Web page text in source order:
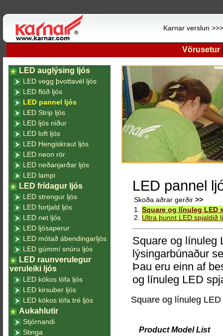
Karnar verslun
Vörusetur
LED pannel
Skoða aðrar gerðir >>
1. Square og línuleg LED
2. Ultra þunnt LED spjaldið
Square og línuleg
lýsingarbúnaður
Þau eru einn af
og línuleg LED
Square og línuleg
Product Model List
LED auglýsing ljós
LED vegg þvottavél ljós
LED flóð ljós
LED pannel ljós
LED Strip ljós
LED ljós niður
LED loft ljós
LED Hengiskraut ljós
LED neon rör
LED neðanjarðar ljós
LED lampi
LED frídagur ljós
LED strengur ljós
LED fortjald ljós
LED net ljós
LED ljósaperur
LED mótað ábendingarljós
LED gúmmí snúru ljós
LED raunverulegur
veruleiki ljós
LED kókos lófa ljós
LED kirsuber ljós
LED kókos lófa tré ljós
Aukahlutir
Stjórnandi
Stinga